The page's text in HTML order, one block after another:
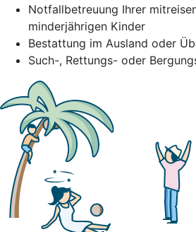
Notfallbetreuung Ihrer
minderjährigen Kinder
Bestattung im Ausland oder
Such-, Rettungs- oder